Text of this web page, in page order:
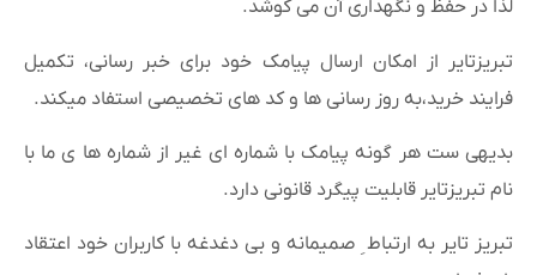
لذا در حفظ و نگهداری آن می کوشد.
تبریزتایر از امکان ارسال پیامک خود برای خبر رسانی، تکمیل
فرایند خرید،به روز رسانی ها و کد های تخصیصی استفاد میکند.
بدیهی ست هر گونه پیامک با شماره ای غیر از شماره ها ی ما با
نام تبریزتایر قابلیت پیگرد قانونی دارد.
تبریز تایر به ارتباط ِ صمیمانه و بی دغدغه با کاربران خود اعتقاد